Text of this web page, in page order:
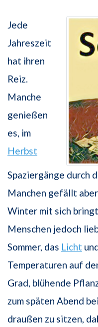
Jede
Jahreszeit
hat ihren
Reiz.
Manche
genießen
es, im
Herbst
Spaziergänge durch
Manchen gefällt
Winter mit sich
Menschen jedoch
Sommer, das Licht
Temperaturen auf
Grad, blühende
zum späten Abend
draußen zu sitzen,